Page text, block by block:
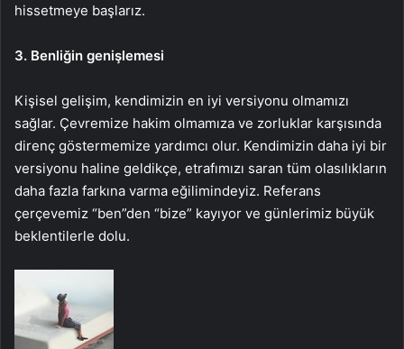
hissetmeye başlarız.
3. Benliğin genişlemesi
Kişisel gelişim, kendimizin en iyi versiyonu olmamızı
sağlar. Çevremize hakim olmamıza ve zorluklar karşısında
direnç göstermemize yardımcı olur. Kendimizin daha iyi bir
versiyonu haline geldikçe, etrafımızı saran tüm olasılıkların
daha fazla farkına varma eğilimindeyiz. Referans
çerçevemiz “ben”den “bize” kayıyor ve günlerimiz büyük
beklentilerle dolu.